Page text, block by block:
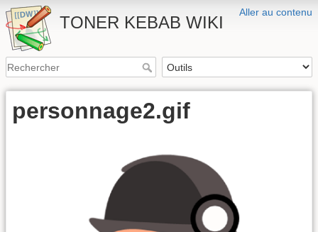
Aller au contenu
TONER KEBAB WIKI
personnage2.gif